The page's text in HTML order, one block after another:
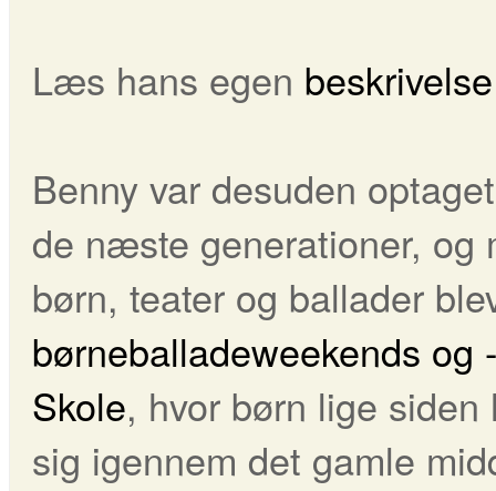
Læs hans egen beskrivelse
Benny var desuden
de næste generationer, og
børn, teater og ballader
børneballadeweekends og
Skole, hvor børn lige
sig igennem det gamle